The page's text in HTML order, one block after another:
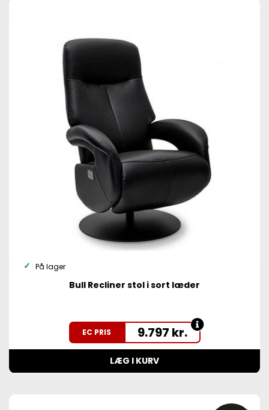
På lager
Bull Recliner stol i sort læder
EC PRIS 9.797 kr.
LÆG I KURV